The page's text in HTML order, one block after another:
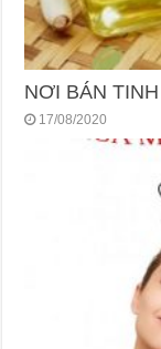
NƠI BÁN
17/08/2020